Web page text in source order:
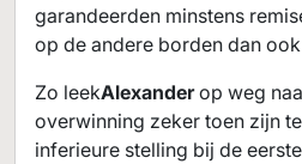
garandeerden minstens
op de andere borden dan
Zo leekAlexanderop weg
overwinning zeker toen zijn
inferieure stelling bij de